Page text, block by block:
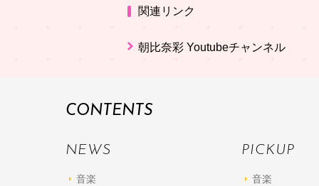
関連リンク
朝比奈彩 Youtubeチャンネル
CONTENTS
NEWS
音楽
PICKUP
音楽